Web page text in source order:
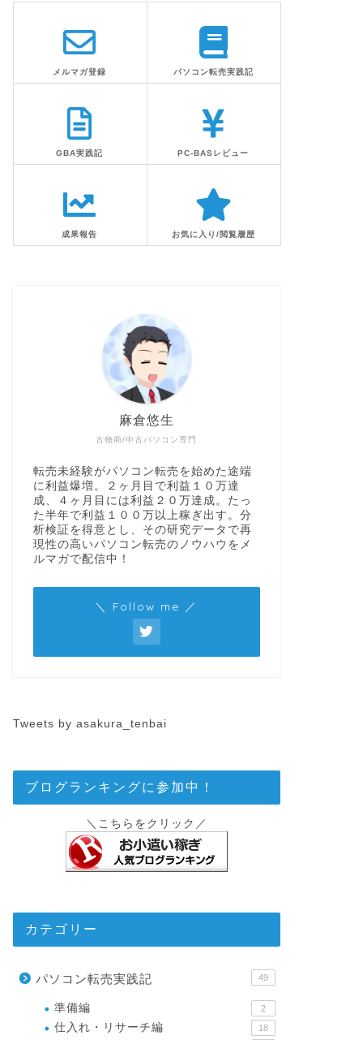
メルマガ登録 パソコン転売実践記
GBA実践記 PC-BASレビュー
成果報告 お気に入り/閲覧履歴
古物商/中古パソコン専門
麻倉悠生
転売未経験がパソコン転売を始めた途端
に利益爆増。２ヶ月目で利益１０万達
成、４ヶ月目には利益２０万達成。たっ
た半年で利益１００万以上稼ぎ出す。分
析検証を得意とし、その研究データで再
現性の高いパソコン転売のノウハウをメ
ルマガで配信中！
＼ Follow me ／
Tweets by asakura_tenbai
ブログランキングに参加中！
＼こちらをクリック／
カテゴリー
パソコン転売実践記 49
準備編 2
仕入れ・リサーチ編 18